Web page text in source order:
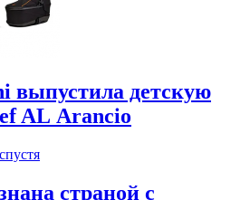
выпустила детскую
AL Arancio
страной с